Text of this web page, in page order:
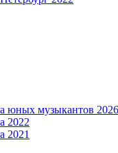
юных музыкантов 2026
2022
2021